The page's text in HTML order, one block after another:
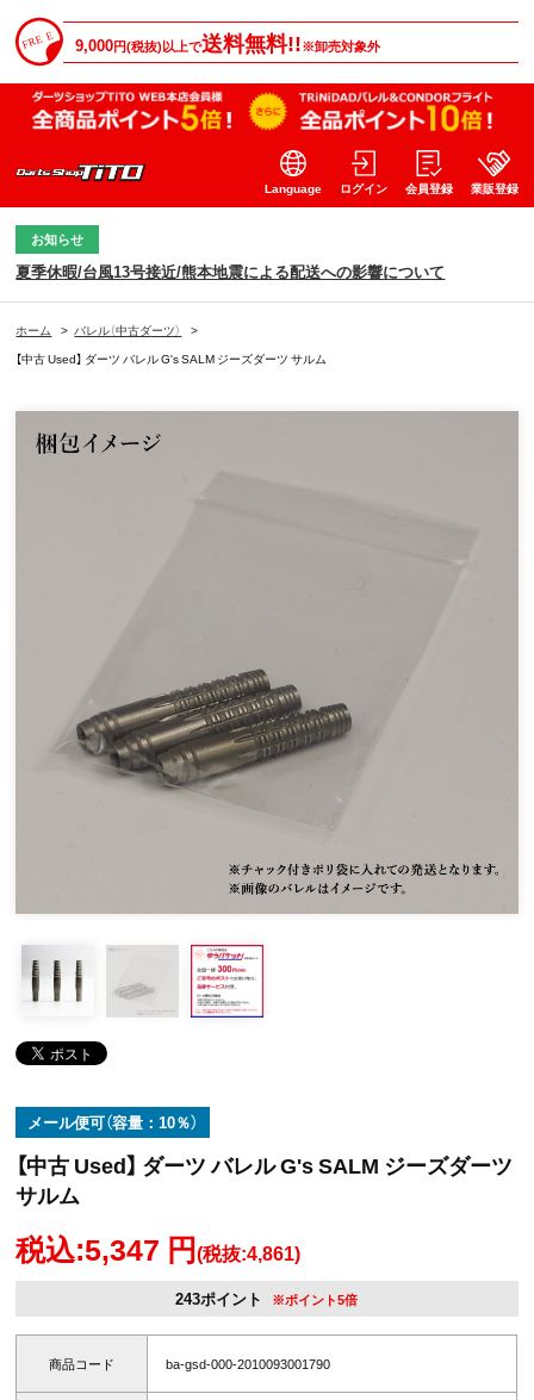
9,000円(税抜)以上で送料無料!!※卸売対象外
Language ログイン 会員登録 業販登録
お知らせ
夏季休暇/台風13号接近/熊本地震による配送への影響について
ホーム > バレル（中古ダーツ）
>
【中古 Used】 ダーツ バレル G's SALM ジーズダーツ サルム
メール便可（容量：10％）
【中古 Used】 ダーツ バレル G's SALM ジーズダーツ
サルム
税込:5,347 円(税抜:4,861)
243ポイント ※ポイント5倍
商品コード ba-gsd-000-2010093001790